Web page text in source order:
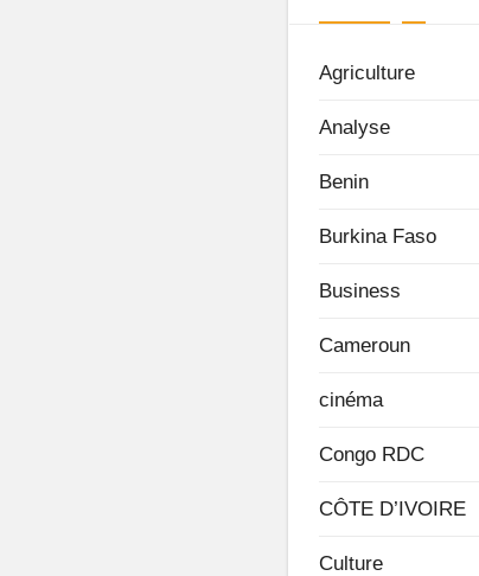
Agriculture
Analyse
Benin
Burkina Faso
Business
Cameroun
cinéma
Congo RDC
CÔTE D’IVOIRE
Culture